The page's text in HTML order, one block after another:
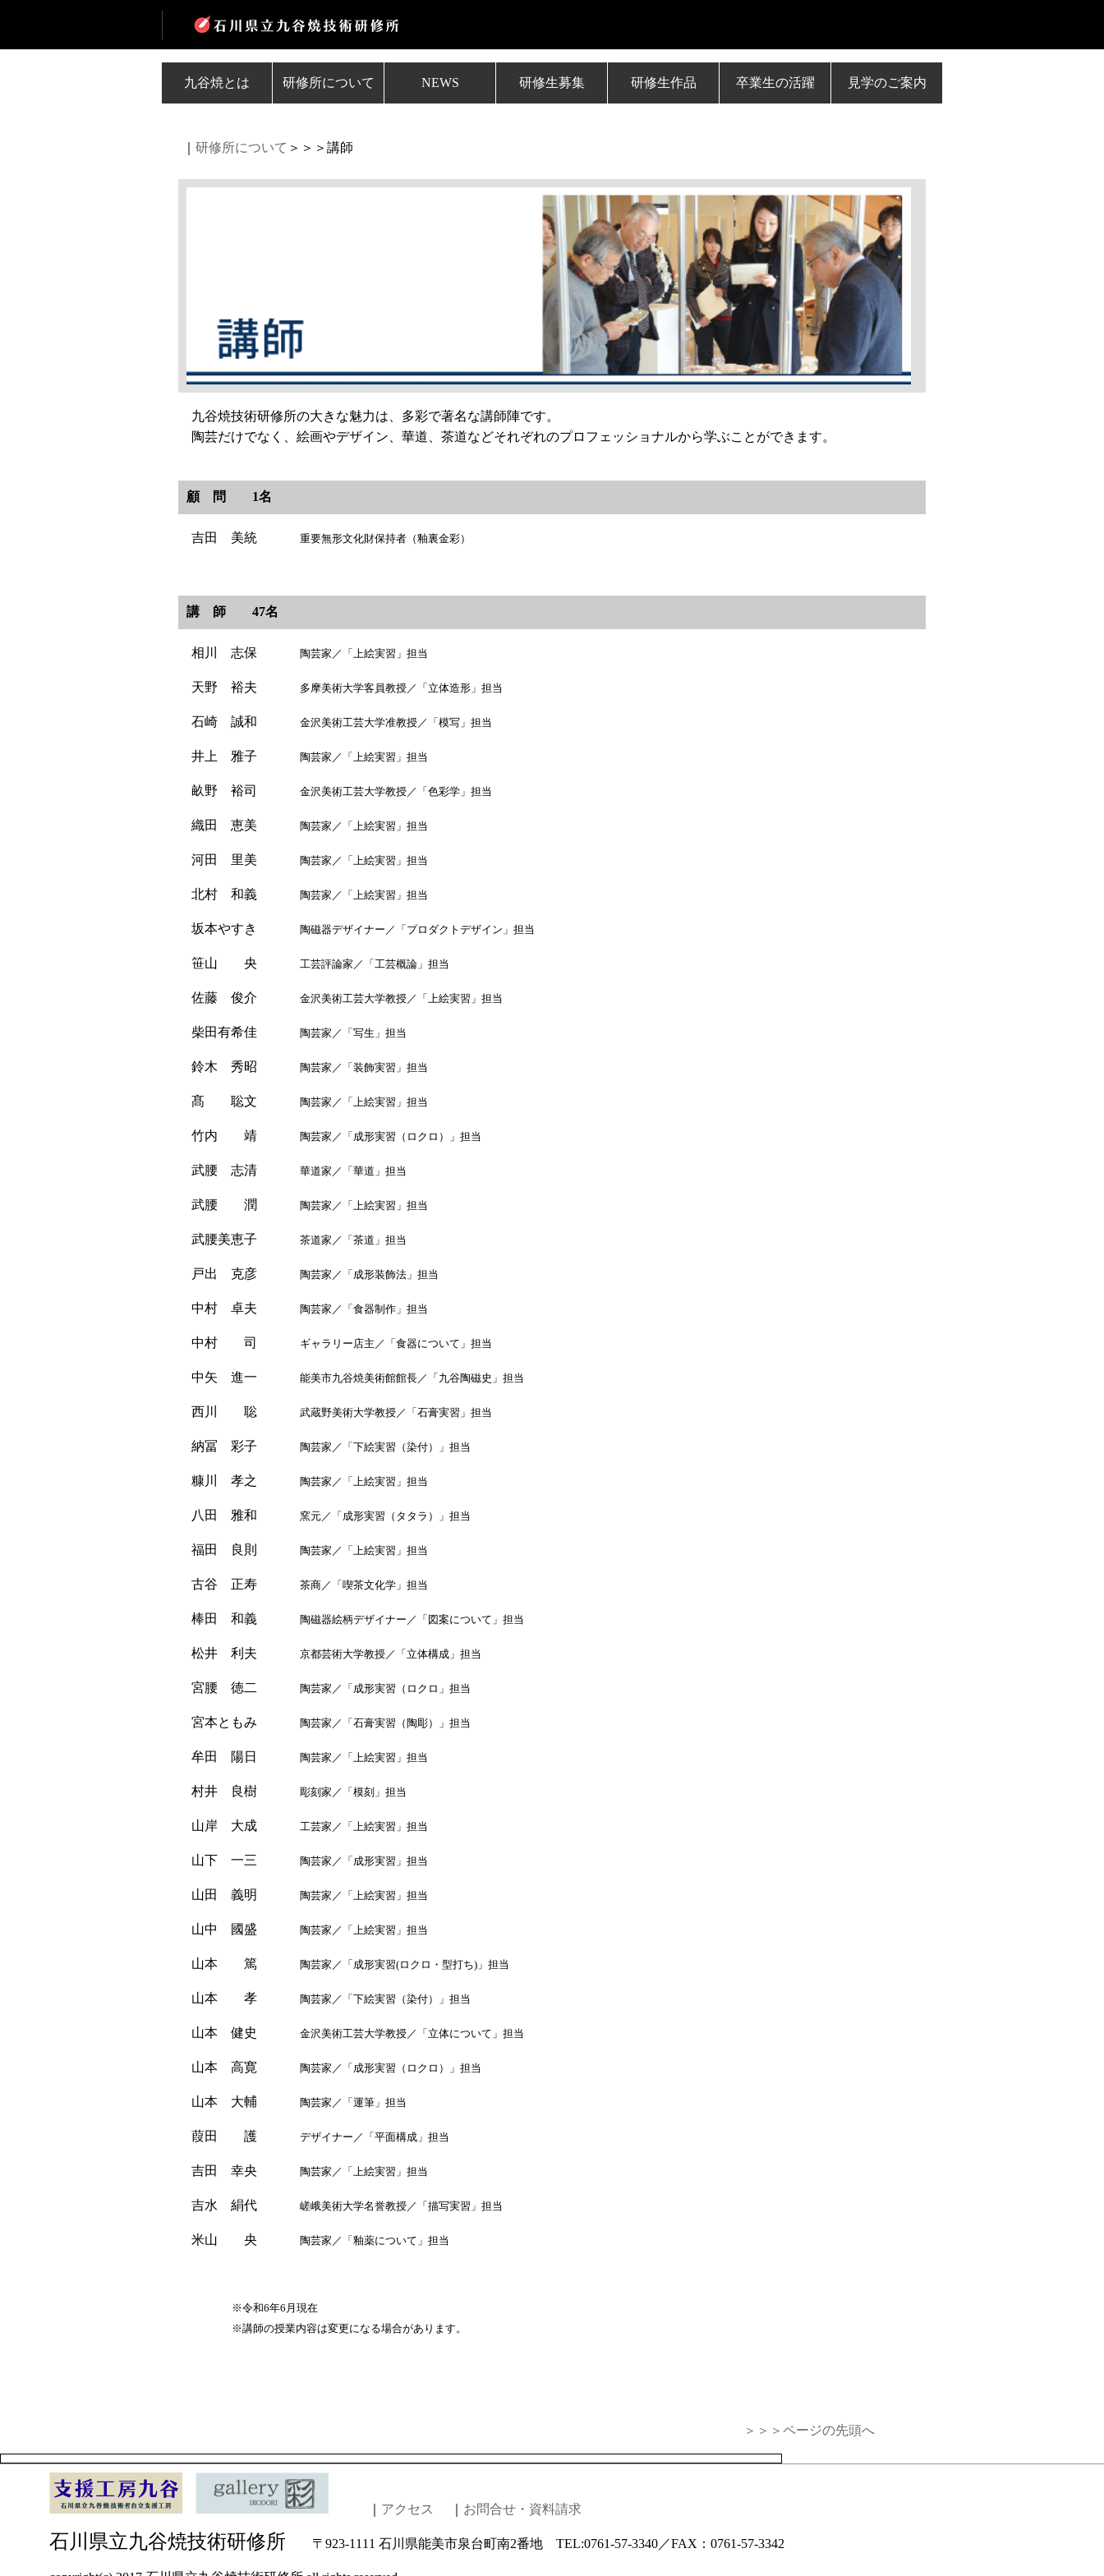
九谷焼とは 研修所について NEWS 研修生募集 研修生作品 卒業生の活躍 見学のご案内
研修所について ＞＞＞講師
九谷焼技術研修所の大きな魅力は、多彩で著名な講師陣です。
陶芸だけでなく、絵画やデザイン、華道、茶道などそれぞれのプロフェッショナルから学ぶことができます。
顧 問 1名
吉田 美統 重要無形文化財保持者（釉裏金彩）
講 師 47名
相川 志保 陶芸家／「上絵実習」担当
天野 裕夫 多摩美術大学客員教授／「立体造形」担当
石崎 誠和 金沢美術工芸大学准教授／「模写」担当
井上 雅子 陶芸家／「上絵実習」担当
畝野 裕司 金沢美術工芸大学教授／「色彩学」担当
織田 恵美 陶芸家／「上絵実習」担当
河田 里美 陶芸家／「上絵実習」担当
北村 和義 陶芸家／「上絵実習」担当
坂本やすき 陶磁器デザイナー／「プロダクトデザイン」担当
笹山 央 工芸評論家／「工芸概論」担当
佐藤 俊介 金沢美術工芸大学教授／「上絵実習」担当
柴田有希佳 陶芸家／「写生」担当
鈴木 秀昭 陶芸家／「装飾実習」担当
髙 聡文 陶芸家／「上絵実習」担当
竹内 靖 陶芸家／「成形実習（ロクロ）」担当
武腰 志清 華道家／「華道」担当
武腰 潤 陶芸家／「上絵実習」担当
武腰美恵子 茶道家／「茶道」担当
戸出 克彦 陶芸家／「成形装飾法」担当
中村 卓夫 陶芸家／「食器制作」担当
中村 司 ギャラリー店主／「食器について」担当
中矢 進一 能美市九谷焼美術館館長／「九谷陶磁史」担当
西川 聡 武蔵野美術大学教授／「石膏実習」担当
納冨 彩子 陶芸家／「下絵実習（染付）」担当
糠川 孝之 陶芸家／「上絵実習」担当
八田 雅和 窯元／「成形実習（タタラ）」担当
福田 良則 陶芸家／「上絵実習」担当
古谷 正寿 茶商／「喫茶文化学」担当
棒田 和義 陶磁器絵柄デザイナー／「図案について」担当
松井 利夫 京都芸術大学教授／「立体構成」担当
宮腰 徳二 陶芸家／「成形実習（ロクロ」担当
宮本ともみ 陶芸家／「石膏実習（陶彫）」担当
牟田 陽日 陶芸家／「上絵実習」担当
村井 良樹 彫刻家／「模刻」担当
山岸 大成 工芸家／「上絵実習」担当
山下 一三 陶芸家／「成形実習」担当
山田 義明 陶芸家／「上絵実習」担当
山中 國盛 陶芸家／「上絵実習」担当
山本 篤 陶芸家／「成形実習(ロクロ・型打ち)」担当
山本 孝 陶芸家／「下絵実習（染付）」担当
山本 健史 金沢美術工芸大学教授／「立体について」担当
山本 高寛 陶芸家／「成形実習（ロクロ）」担当
山本 大輔 陶芸家／「運筆」担当
葭田 護 デザイナー／「平面構成」担当
吉田 幸央 陶芸家／「上絵実習」担当
吉水 絹代 嵯峨美術大学名誉教授／「描写実習」担当
米山 央 陶芸家／「釉薬について」担当
※令和6年6月現在
※講師の授業内容は変更になる場合があります。
＞＞＞ページの先頭へ
アクセス お問合せ・資料請求
石川県立九谷焼技術研修所 〒923-1111 石川県能美市泉台町南2番地 TEL:0761-57-3340／FAX：0761-57-3342